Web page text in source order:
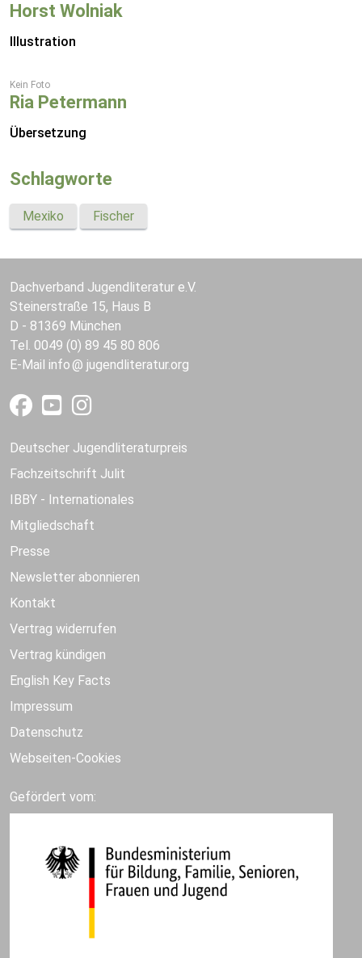
Horst Wolniak
Illustration
Kein Foto
Ria Petermann
Übersetzung
Schlagworte
Mexiko Fischer
Dachverband Jugendliteratur e.V.
Steinerstraße 15, Haus B
D - 81369 München
Tel. 0049 (0) 89 45 80 806
E-Mail info jugendliteratur.org
Deutscher Jugendliteraturpreis
Fachzeitschrift Julit
IBBY - Internationales
Mitgliedschaft
Presse
Newsletter abonnieren
Kontakt
Vertrag widerrufen
Vertrag kündigen
English Key Facts
Impressum
Datenschutz
Webseiten-Cookies
Gefördert vom: